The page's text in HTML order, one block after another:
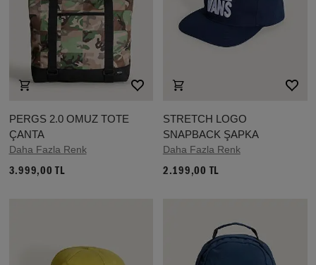
PERGS 2.0 OMUZ TOTE
ÇANTA
Daha Fazla Renk
3.999,00 TL
STRETCH LOGO
SNAPBACK ŞAPKA
Daha Fazla Renk
2.199,00 TL